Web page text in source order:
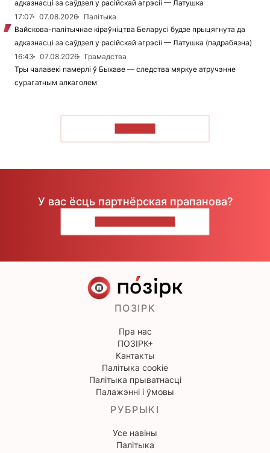
адказнасці за саўдзел у расійскай агрэсіі — Латушка
17:07
07.08.2026
Палітыка
Вайскова-палітычнае кіраўніцтва Беларусі будзе прыцягнута да
адказнасці за саўдзел у расійскай агрэсіі — Латушка (падрабязна)
16:43
07.08.2026
Грамадства
Тры чалавекі памерлі ў Быхаве — следства мяркуе атручэнне
сурагатным алкаголем
У вас ёсць партнёрская прапанова?
ПОЗІРК
Пра нас
ПОЗІРК+
Кантакты
Палітыка cookie
Палітыка прыватнасці
Палажэнні і ўмовы
РУБРЫКІ
Усе навіны
Палітыка